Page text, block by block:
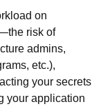
on
risk of
admins,
etc.),
your secrets
your application